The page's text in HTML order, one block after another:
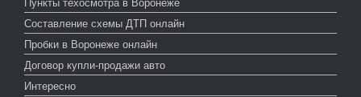
Составление схемы ДТП онлайн
Пробки в Воронеже онлайн
Договор купли-продажи авто
Интересно